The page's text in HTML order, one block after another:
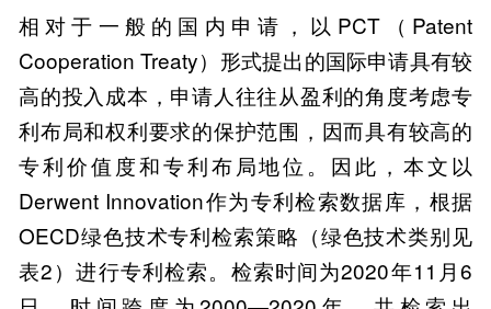
相对于一般的国内申请，以PCT（Patent
Cooperation Treaty）形式提出的国际申请具有较
高的投入成本，申请人往往从盈利的角度考虑专
利布局和权利要求的保护范围，因而具有较高的
专利价值度和专利布局地位。因此，本文以
Derwent Innovation作为专利检索数据库，根据
OECD绿色技术专利检索策略（绿色技术类别见
表2）进行专利检索。检索时间为2020年11月6